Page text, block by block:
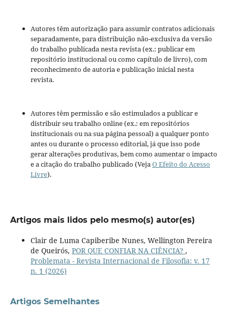
Autores têm autorização para assumir contratos adicionais
separadamente, para distribuição não-exclusiva da versão
do trabalho publicada nesta revista (ex.: publicar em
repositório institucional ou como capítulo de livro), com
reconhecimento de autoria e publicação inicial nesta
revista.
Autores têm permissão e são estimulados a publicar e
distribuir seu trabalho online (ex.: em repositórios
institucionais ou na sua página pessoal) a qualquer ponto
antes ou durante o processo editorial, já que isso pode
gerar alterações produtivas, bem como aumentar o impacto
e a citação do trabalho publicado (VejaO Efeito do Acesso
Livre).
Artigos mais lidos pelo mesmo(s) autor(es)
Clair de Luma Capiberibe Nunes, Wellington Pereira
de Queirós, POR QUE CONFIAR NA CIÊNCIA? ,
Problemata - Revista Internacional de Filosofia: v. 17
n. 1 (2026)
Artigos Semelhantes